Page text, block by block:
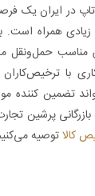
در ایران یک
همراه است.
حمل‌ونقل
با
تضمین کننده
پرشین
کالاتوصیه